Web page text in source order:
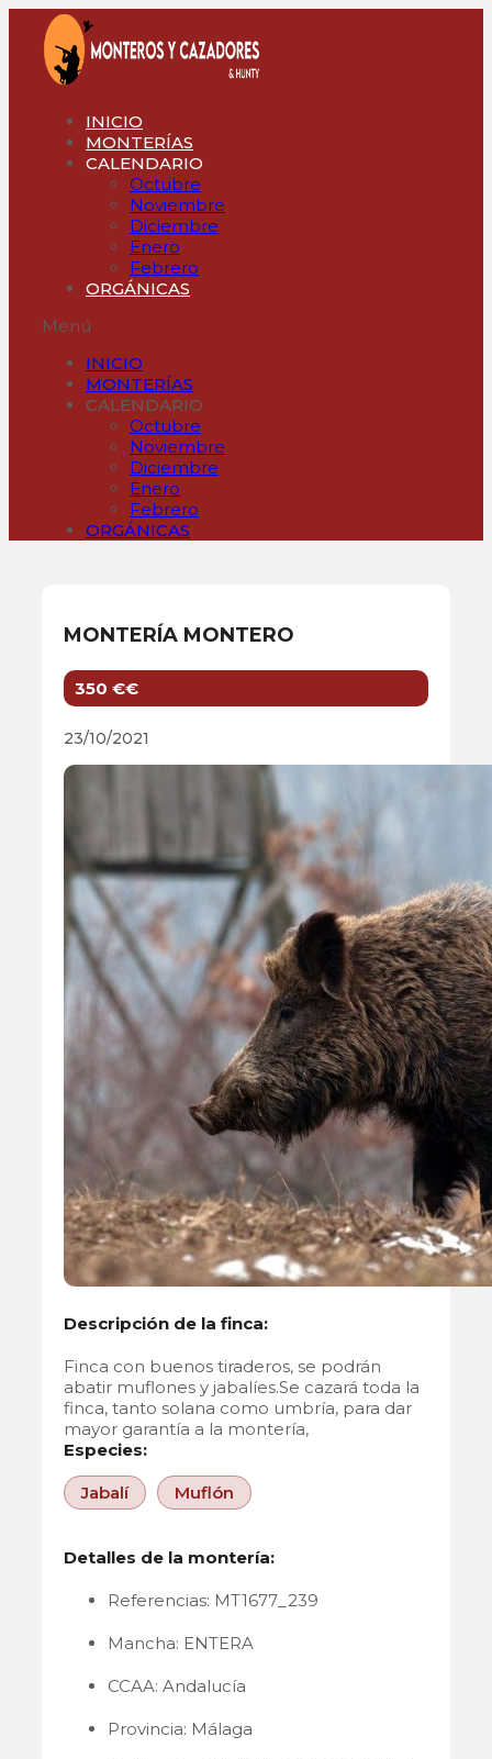
contenido
INICIO
MONTERÍAS
CALENDARIO
Octubre
Noviembre
Diciembre
Enero
Febrero
ORGÁNICAS
Menú
INICIO
MONTERÍAS
CALENDARIO
Octubre
Noviembre
Diciembre
Enero
Febrero
ORGÁNICAS
MONTERÍA MONTERO
350 €€
23/10/2021
Descripción de la finca:
Finca con buenos tiraderos, se podrán
abatir muflones y jabalíes.Se cazará toda la
finca, tanto solana como umbría, para dar
mayor garantía a la montería,
Especies:
Jabalí Muflón
Detalles de la montería:
Referencias: MT1677_239
Mancha: ENTERA
CCAA: Andalucía
Provincia: Málaga